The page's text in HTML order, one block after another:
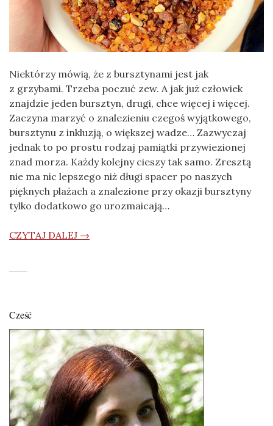
Niektórzy mówią, że z bursztynami jest jak
z grzybami. Trzeba poczuć zew. A jak już człowiek
znajdzie jeden bursztyn, drugi, chce więcej i więcej.
Zaczyna marzyć o znalezieniu czegoś wyjątkowego,
bursztynu z inkluzją, o większej wadze… Zazwyczaj
jednak to po prostu rodzaj pamiątki przywiezionej
znad morza. Każdy kolejny cieszy tak samo. Zresztą
nie ma nic lepszego niż długi spacer po naszych
pięknych plażach a znalezione przy okazji bursztyny
tylko dodatkowo go urozmaicają…
CZYTAJ DALEJ →
Cześć